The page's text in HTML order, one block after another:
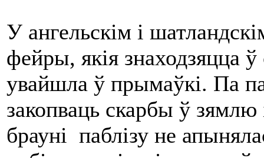
У ангельскім і
фейры, якія знаходзяцца ў
увайшла ў прымаўкі. Па
закопваць скарбы ў зямлю
брауні паблізу не